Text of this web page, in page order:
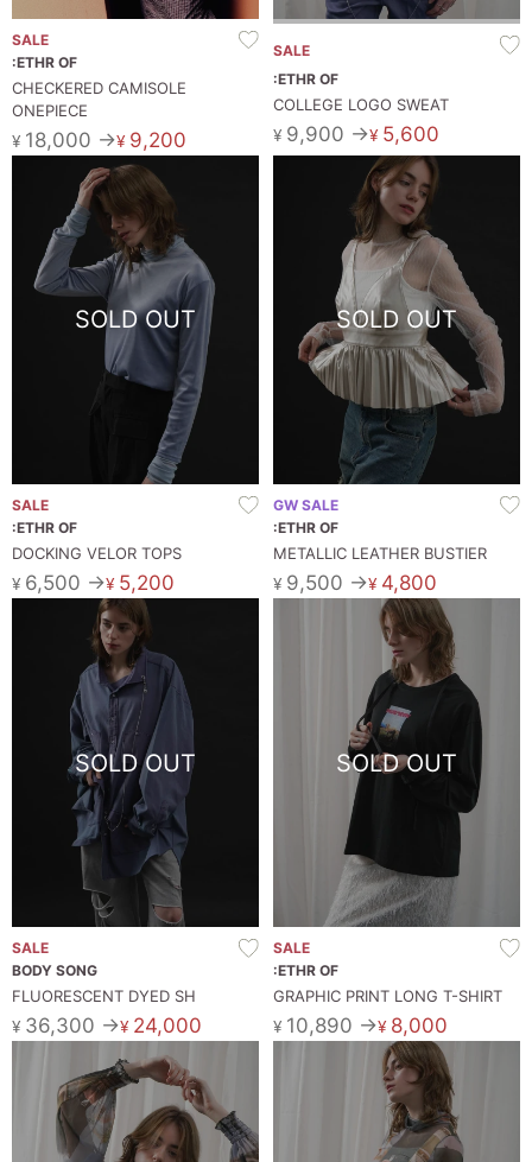
SALE
:ETHR OF
CHECKERED CAMISOLE
ONEPIECE
¥18,000 →¥9,200
SALE
:ETHR OF
COLLEGE LOGO SWEAT
¥9,900 →¥5,600
SOLD OUT
SALE
:ETHR OF
DOCKING VELOR TOPS
¥6,500 →¥5,200
SOLD OUT
GW SALE
:ETHR OF
METALLIC LEATHER BUSTIER
¥9,500 →¥4,800
SOLD OUT
SALE
BODY SONG
FLUORESCENT DYED SH
¥36,300 →¥24,000
SOLD OUT
SALE
:ETHR OF
GRAPHIC PRINT LONG T-SHIRT
¥10,890 →¥8,000